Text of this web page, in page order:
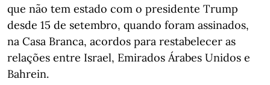
que não tem estado com o presidente Trump
desde 15 de setembro, quando foram assinados,
na Casa Branca, acordos para restabelecer as
relações entre Israel, Emirados Árabes Unidos e
Bahrein.